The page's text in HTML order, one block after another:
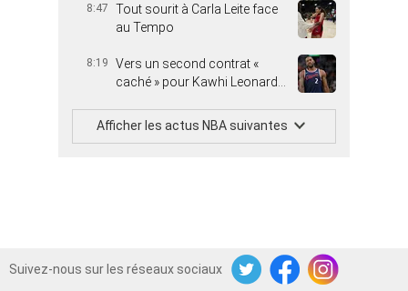
8:47
Tout sourit à Carla Leite face
au Tempo
8:19
Vers un second contrat «
caché » pour Kawhi Leonard…
Afficher les actus NBA suivantes
Suivez-nous sur les réseaux sociaux
TwitterFacebookInstagram